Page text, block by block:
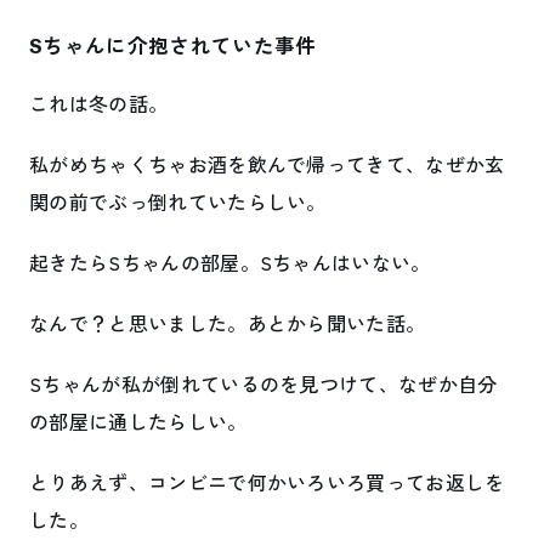
Sちゃんに介抱されていた事件
これは冬の話。
私がめちゃくちゃお酒を飲んで帰ってきて、なぜか玄
関の前でぶっ倒れていたらしい。
起きたらSちゃんの部屋。Sちゃんはいない。
なんで？と思いました。あとから聞いた話。
Sちゃんが私が倒れているのを見つけて、なぜか自分
の部屋に通したらしい。
とりあえず、コンビニで何かいろいろ買ってお返しを
した。